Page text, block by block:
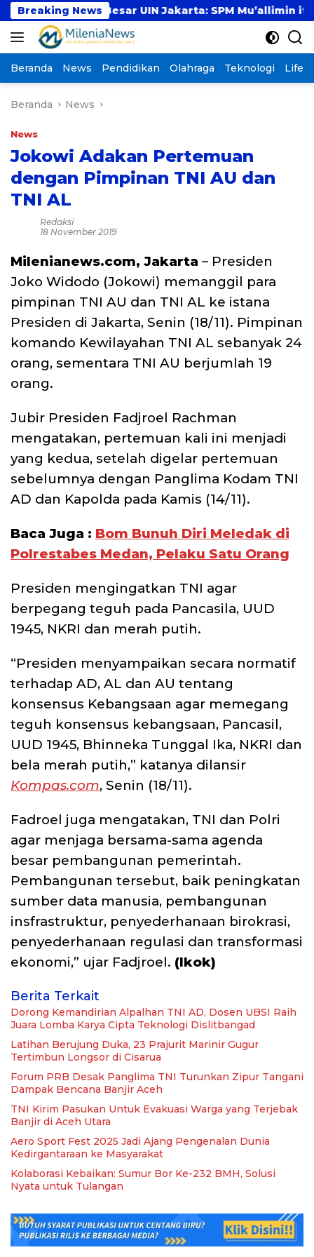
Langsung
ke
konten
Breaking News
Guru Besar UIN Jakarta: SPM Mu’allimin itu Bukan
Beranda News Pendidikan Olahraga Teknologi
Beranda News
News
Jokowi Adakan Pertemuan
dengan Pimpinan TNI AU dan
TNI AL
Redaksi
18 November 2019
Milenianews.com, Jakarta – Presiden
Joko Widodo (Jokowi) memanggil para
pimpinan TNI AU dan TNI AL ke istana
Presiden di Jakarta, Senin (18/11). Pimpinan
komando Kewilayahan TNI AL sebanyak 24
orang, sementara TNI AU berjumlah 19
orang.
Jubir Presiden Fadjroel Rachman
mengatakan, pertemuan kali ini menjadi
yang kedua, setelah digelar pertemuan
sebelumnya dengan Panglima Kodam TNI
AD dan Kapolda pada Kamis (14/11).
Baca Juga : Bom Bunuh Diri Meledak di
Polrestabes Medan, Pelaku Satu Orang
Presiden mengingatkan TNI agar
berpegang teguh pada Pancasila, UUD
1945, NKRI dan merah putih.
“Presiden menyampaikan secara normatif
terhadap AD, AL dan AU tentang
konsensus Kebangsaan agar memegang
teguh konsensus kebangsaan, Pancasil,
UUD 1945, Bhinneka Tunggal Ika, NKRI dan
bela merah putih,” katanya dilansir
Kompas.com, Senin (18/11).
Fadroel juga mengatakan, TNI dan Polri
agar menjaga bersama-sama agenda
besar pembangunan pemerintah.
Pembangunan tersebut, baik peningkatan
sumber data manusia, pembangunan
insfrastruktur, penyederhanaan birokrasi,
penyederhanaan regulasi dan transformasi
ekonomi,” ujar Fadjroel. (Ikok)
Berita Terkait
Dorong Kemandirian Alpalhan TNI AD, Dosen UBSI Raih
Juara Lomba Karya Cipta Teknologi Dislitbangad
Latihan Berujung Duka, 23 Prajurit Marinir Gugur
Tertimbun Longsor di Cisarua
Forum PRB Desak Panglima TNI Turunkan Zipur Tangani
Dampak Bencana Banjir Aceh
TNI Kirim Pasukan Untuk Evakuasi Warga yang Terjebak
Banjir di Aceh Utara
Aero Sport Fest 2025 Jadi Ajang Pengenalan Dunia
Kedirgantaraan ke Masyarakat
Kolaborasi Kebaikan: Sumur Bor Ke-232 BMH, Solusi
Nyata untuk Tulangan